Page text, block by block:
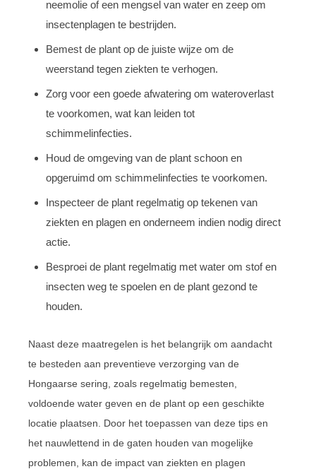
neemolie of een mengsel van water en zeep om
insectenplagen te bestrijden.
Bemest de plant op de juiste wijze om de
weerstand tegen ziekten te verhogen.
Zorg voor een goede afwatering om wateroverlast
te voorkomen, wat kan leiden tot
schimmelinfecties.
Houd de omgeving van de plant schoon en
opgeruimd om schimmelinfecties te voorkomen.
Inspecteer de plant regelmatig op tekenen van
ziekten en plagen en onderneem indien nodig direct
actie.
Besproei de plant regelmatig met water om stof en
insecten weg te spoelen en de plant gezond te
houden.
Naast deze maatregelen is het belangrijk om aandacht
te besteden aan preventieve verzorging van de
Hongaarse sering, zoals regelmatig bemesten,
voldoende water geven en de plant op een geschikte
locatie plaatsen. Door het toepassen van deze tips en
het nauwlettend in de gaten houden van mogelijke
problemen, kan de impact van ziekten en plagen